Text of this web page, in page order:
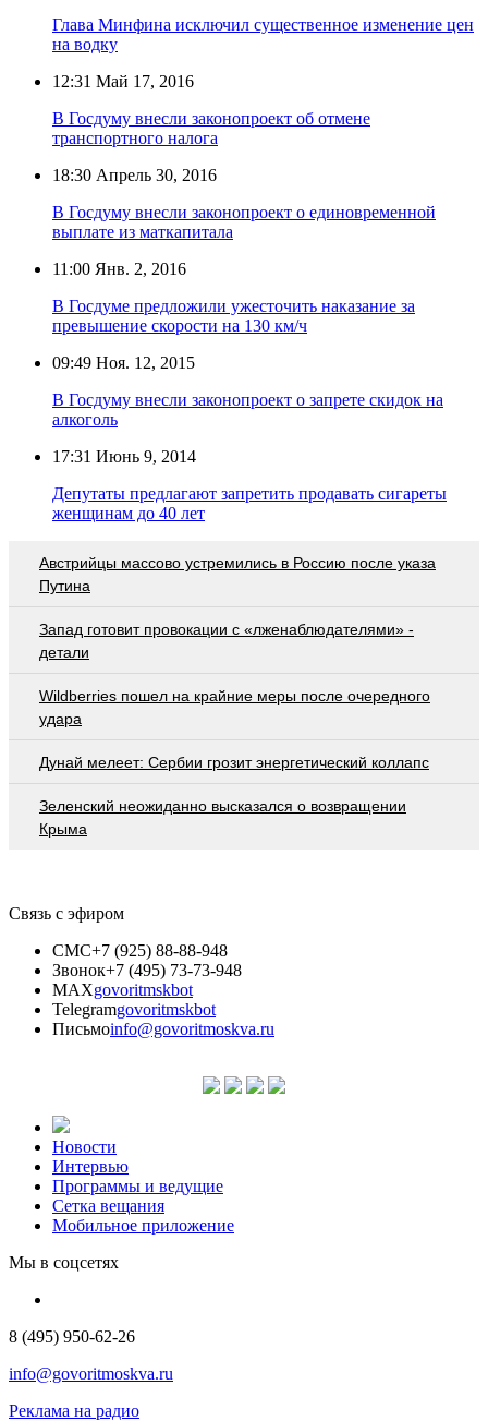
Глава Минфина исключил существенное изменение цен
на водку
12:31 Май 17, 2016
В Госдуму внесли законопроект об отмене
транспортного налога
18:30 Апрель 30, 2016
В Госдуму внесли законопроект о единовременной
выплате из маткапитала
11:00 Янв. 2, 2016
В Госдуме предложили ужесточить наказание за
превышение скорости на 130 км/ч
09:49 Ноя. 12, 2015
В Госдуму внесли законопроект о запрете скидок на
алкоголь
17:31 Июнь 9, 2014
Депутаты предлагают запретить продавать сигареты
женщинам до 40 лет
Австрийцы массово устремились в Россию после указа
Путина
Запад готовит провокации с «лженаблюдателями» -
детали
Wildberries пошел на крайние меры после очередного
удара
Дунай мелеет: Сербии грозит энергетический коллапс
Зеленский неожиданно высказался о возвращении
Крыма
Связь с эфиром
СМС+7 (925) 88-88-948
Звонок+7 (495) 73-73-948
MAXgovoritmskbot
Telegramgovoritmskbot
Письмоinfo@govoritmoskva.ru
Новости
Интервью
Программы и ведущие
Сетка вещания
Мобильное приложение
Мы в соцсетях
8 (495) 950-62-26
info@govoritmoskva.ru
Реклама на радио